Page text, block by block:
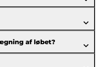
af løbet?